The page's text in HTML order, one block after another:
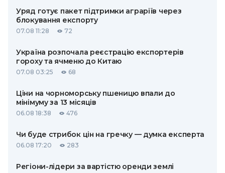
Уряд готує пакет підтримки аграріїв через
блокування експорту
07.08 11:28 72
Україна розпочала реєстрацію експортерів
гороху та ячменю до Китаю
07.08 03:25 68
Ціни на чорноморську пшеницю впали до
мінімуму за 13 місяців
06.08 18:38 476
Чи буде стрибок цін на гречку — думка експерта
06.08 17:20 283
Регіони-лідери за вартістю оренди землі